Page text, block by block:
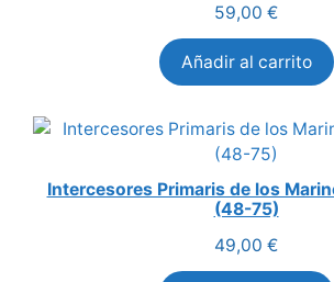
59,00 €
Añadir al carrito
Intercesores Primaris de los
(48-75)
49,00 €